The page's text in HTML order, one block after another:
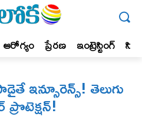
ఆరోగ్యం ప్రేర‌ణ‌ ఇంట్రెస్టింగ్‌
ఇన్సూరెన్స్! తెలుగు
ప్రొటెక్షన్!